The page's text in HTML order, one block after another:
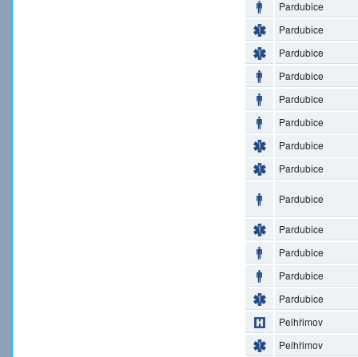
Pardubice
Pardubice
Pardubice
Pardubice
Pardubice
Pardubice
Pardubice
Pardubice
Pardubice
Pardubice
Pardubice
Pardubice
Pardubice
Pelhřimov
Pelhřimov